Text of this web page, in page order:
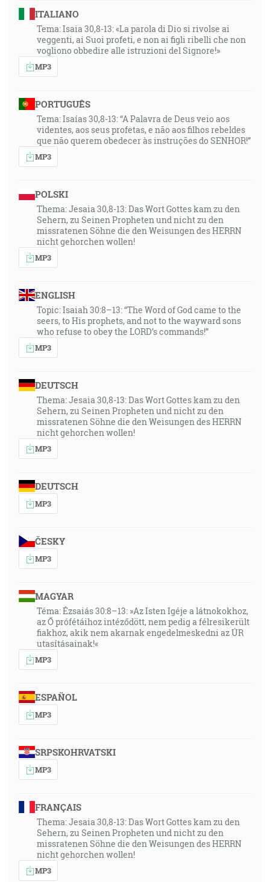
ITALIANO
Tema: Isaia 30,8-13: «La parola di Dio si rivolse ai
veggenti, ai Suoi profeti, e non ai figli ribelli che non
vogliono obbedire alle istruzioni del Signore!»
MP3
PORTUGUÊS
Tema: Isaías 30,8-13: “A Palavra de Deus veio aos
videntes, aos seus profetas, e não aos filhos rebeldes
que não querem obedecer às instruções do SENHOR!”
MP3
POLSKI
Thema: Jesaia 30,8-13: Das Wort Gottes kam zu den
Sehern, zu Seinen Propheten und nicht zu den
missratenen Söhne die den Weisungen des HERRN
nicht gehorchen wollen!
MP3
ENGLISH
Topic: Isaiah 30:8–13: “The Word of God came to the
seers, to His prophets, and not to the wayward sons
who refuse to obey the LORD’s commands!”
MP3
DEUTSCH
Thema: Jesaia 30,8-13: Das Wort Gottes kam zu den
Sehern, zu Seinen Propheten und nicht zu den
missratenen Söhne die den Weisungen des HERRN
nicht gehorchen wollen!
MP3
DEUTSCH
MP3
ČESKY
MP3
MAGYAR
Téma: Ézsaiás 30:8–13: »Az Isten Igéje a látnokokhoz,
az Ő prófétáihoz intéződött, nem pedig a félresikerült
fiakhoz, akik nem akarnak engedelmeskedni az ÚR
utasításainak!«
MP3
ESPAÑOL
MP3
SRPSKOHRVATSKI
MP3
FRANÇAIS
Thema: Jesaia 30,8-13: Das Wort Gottes kam zu den
Sehern, zu Seinen Propheten und nicht zu den
missratenen Söhne die den Weisungen des HERRN
nicht gehorchen wollen!
MP3